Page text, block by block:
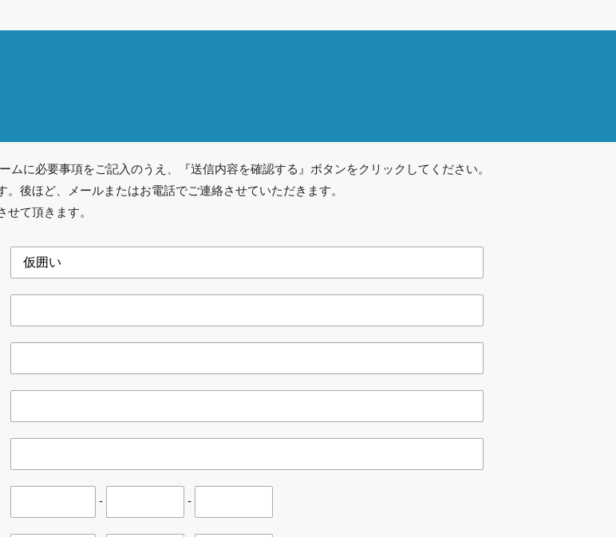
ムに必要事項をご記入のうえ、『送信内容を確認する』ボタンをクリックしてください。
後ほど、メールまたはお電話でご連絡させていただきます。
て頂きます。
- -